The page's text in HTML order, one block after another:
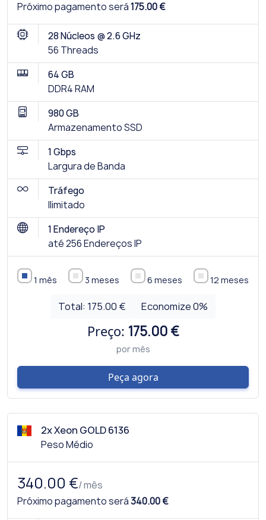
Próximo pagamento será175.00 €
28 Núcleos @ 2.6 GHz
56 Threads
64 GB
DDR4 RAM
980 GB
Armazenamento SSD
1 Gbps
Largura de Banda
Tráfego
Ilimitado
1 Endereço IP
até 256 Endereços IP
1 mês 3 meses 6 meses 12 meses
Total: 175.00 € Economize0%
Preço: 175.00 €
por mês
Peça agora
2x Xeon GOLD 6136
Peso Médio
340.00 €/ mês
Próximo pagamento será340.00 €